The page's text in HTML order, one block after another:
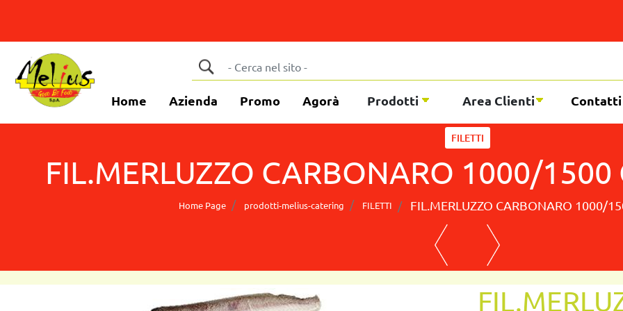
Home Azienda Promo Agorà Prodotti Area Clienti Contatti
FILETTI
FIL.MERLUZZO CARBONARO 1000/1500
Home Page prodotti-melius-catering FILETTI FIL.MERLUZZO CARBONARO 1000/